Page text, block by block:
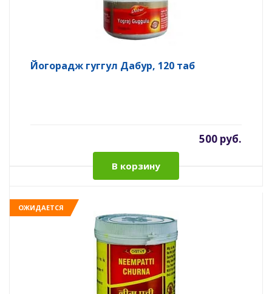
Йогорадж гуггул Дабур, 120 таб
500 руб.
В корзину
ОЖИДАЕТСЯ